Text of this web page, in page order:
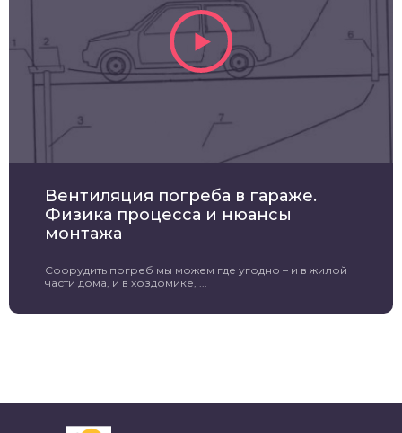
Вентиляция погреба в гараже.
Физика процесса и нюансы
монтажа
Соорудить погреб мы можем где угодно – и в жилой
части дома, и в хоздомике, ...